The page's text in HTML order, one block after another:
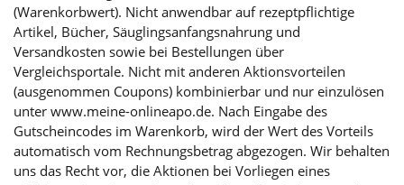
(Warenkorbwert). Nicht anwendbar auf rezeptpflichtige
Artikel, Bücher, Säuglingsanfangsnahrung und
Versandkosten sowie bei Bestellungen über
Vergleichsportale. Nicht mit anderen Aktionsvorteilen
(ausgenommen Coupons) kombinierbar und nur einzulösen
unter www.meine-onlineapo.de. Nach Eingabe des
Gutscheincodes im Warenkorb, wird der Wert des Vorteils
automatisch vom Rechnungsbetrag abgezogen. Wir behalten
uns das Recht vor, die Aktionen bei Vorliegen eines